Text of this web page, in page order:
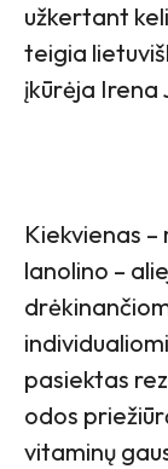
užkertant
teigia
įkūrėja Irena
Kiekvienas
lanolino –
pasiektas
odos
vitaminų